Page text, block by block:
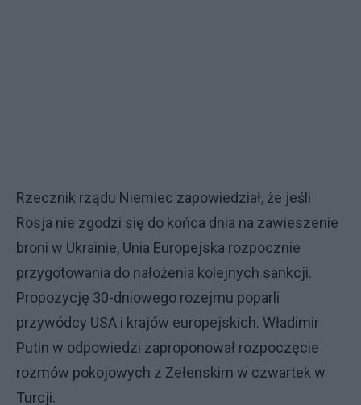
Rzecznik rządu Niemiec zapowiedział, że jeśli
Rosja nie zgodzi się do końca dnia na zawieszenie
broni w Ukrainie, Unia Europejska rozpocznie
przygotowania do nałożenia kolejnych sankcji.
Propozycję 30-dniowego rozejmu poparli
przywódcy USA i krajów europejskich. Władimir
Putin w odpowiedzi zaproponował rozpoczęcie
rozmów pokojowych z Zełenskim w czwartek w
Turcji.